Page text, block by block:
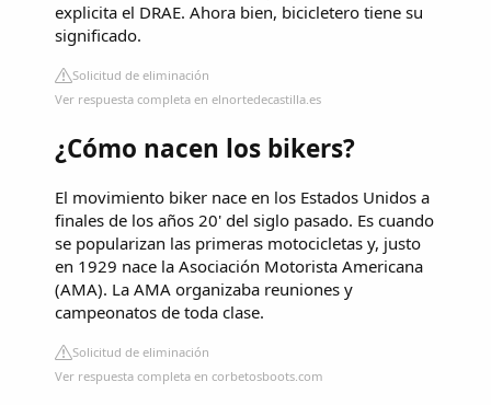
explicita el DRAE. Ahora bien, bicicletero tiene su
significado.
Solicitud de eliminación
Ver respuesta completa en elnortedecastilla.es
¿Cómo nacen los bikers?
El movimiento biker nace en los Estados Unidos a
finales de los años 20' del siglo pasado. Es cuando
se popularizan las primeras motocicletas y, justo
en 1929 nace la Asociación Motorista Americana
(AMA). La AMA organizaba reuniones y
campeonatos de toda clase.
Solicitud de eliminación
Ver respuesta completa en corbetosboots.com